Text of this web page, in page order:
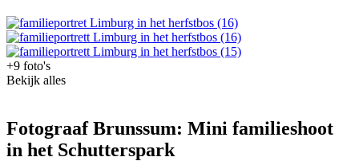
+9 foto's
Bekijk alles
Fotograaf Brunssum: Mini familieshoot
in het Schutterspark